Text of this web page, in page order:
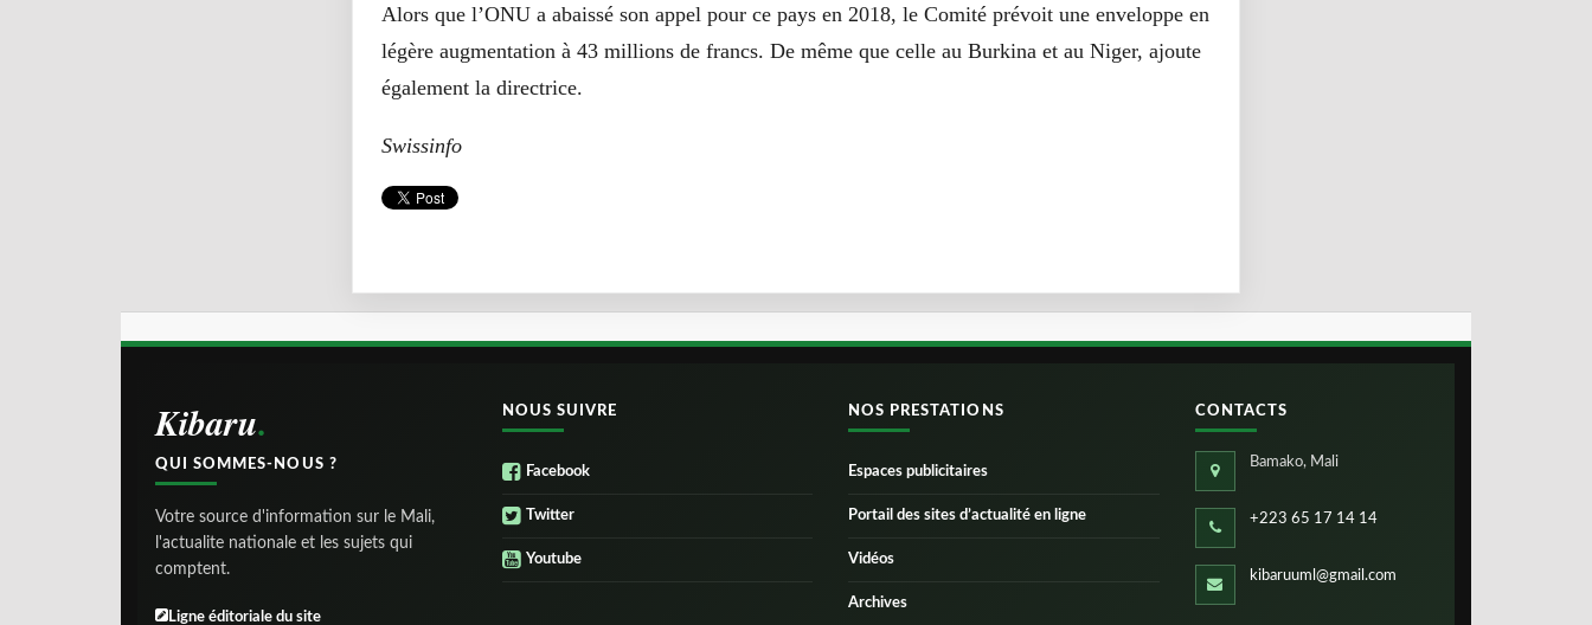
Alors que l’ONU a abaissé son appel pour ce pays en 2018, le Comité prévoit une enveloppe en
légère augmentation à 43 millions de francs. De même que celle au Burkina et au Niger, ajoute
également la directrice.
Swissinfo
Kibaru
QUI SOMMES-NOUS ?
Votre source d'information sur le Mali,
l'actualite nationale et les sujets qui
comptent.
Ligne éditoriale du site
NOUS SUIVRE
Facebook
Twitter
Youtube
NOS PRESTATIONS
Espaces publicitaires
Portail des sites d’actualité en ligne
Vidéos
Archives
CONTACTS
Bamako, Mali
+223 65 17 14 14
kibaruuml@gmail.com